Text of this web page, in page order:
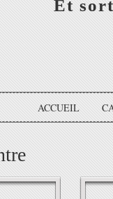
Et
ACCUEIL